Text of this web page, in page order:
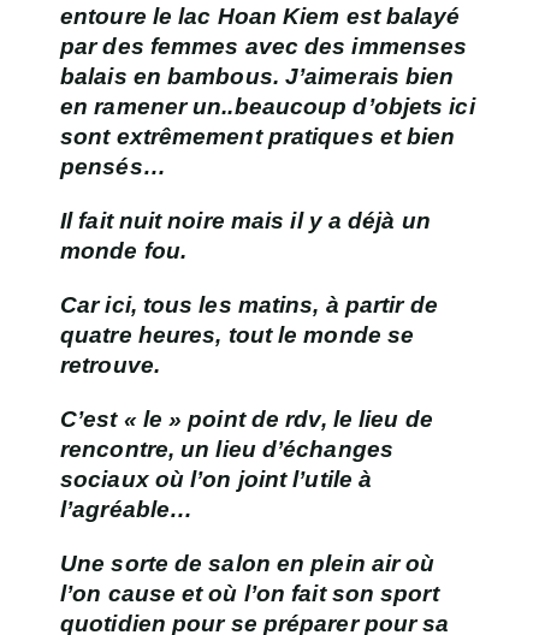
entoure le lac Hoan Kiem est balayé
par des femmes avec des immenses
balais en bambous. J’aimerais bien
en ramener un..beaucoup d’objets ici
sont extrêmement pratiques et bien
pensés…
Il fait nuit noire mais il y a déjà un
monde fou.
Car ici, tous les matins, à partir de
quatre heures, tout le monde se
retrouve.
C’est « le » point de rdv, le lieu de
rencontre, un lieu d’échanges
sociaux où l’on joint l’utile à
l’agréable…
Une sorte de salon en plein air où
l’on cause et où l’on fait sonsport
quotidien pour se préparer pour sa